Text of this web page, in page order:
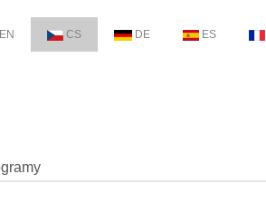
EN CS DE ES